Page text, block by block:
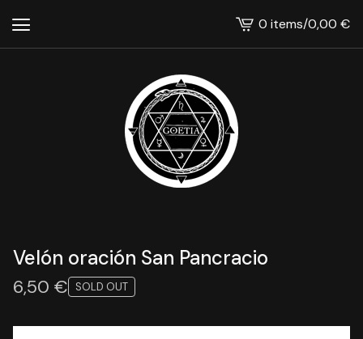
View
cart
0 items/0,00 €
Velón oración San Pancracio
6,50 € SOLD OUT